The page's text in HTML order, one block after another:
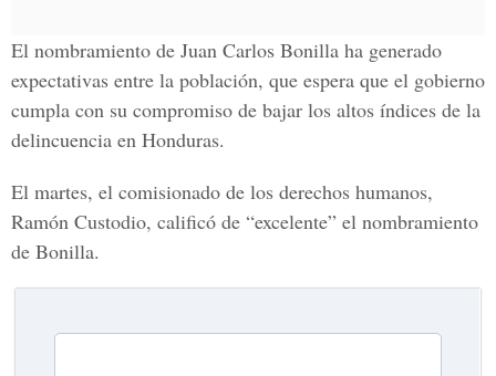
El nombramiento de Juan Carlos Bonilla ha generado
expectativas entre la población, que espera que el gobierno
cumpla con su compromiso de bajar los altos índices de la
delincuencia en Honduras.
El martes, el comisionado de los derechos humanos,
Ramón Custodio, calificó de “excelente” el nombramiento
de Bonilla.